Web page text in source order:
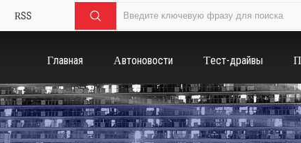
RSS
Главная Автоновости Тест-драйвы